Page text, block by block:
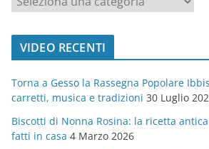
t
o
r
i
e
VIDEO RECENTI
Torna a Gesso la Rassegna Popolare
carretti, musica e tradizioni 30 Luglio
Biscotti di Nonna Rosina: la ricetta
fatti in casa 4 Marzo 2026